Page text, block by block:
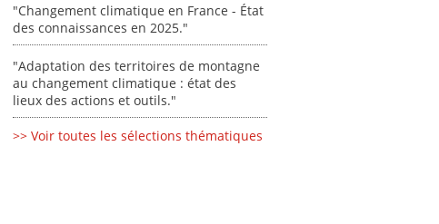
"Changement climatique en France - État
des connaissances en 2025."
"Adaptation des territoires de montagne
au changement climatique : état des
lieux des actions et outils."
>> Voir toutes les sélections thématiques